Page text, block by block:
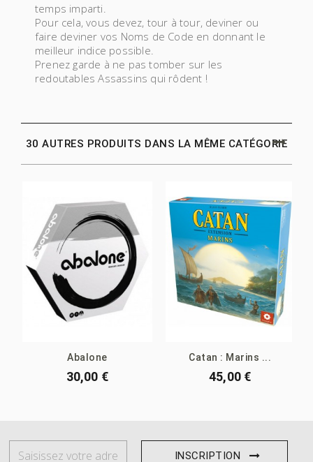
temps imparti.
Pour cela, vous devez, tour à tour, deviner ou
faire deviner vos Noms de Code en donnant le
meilleur indice possible.
Prenez garde à ne pas tomber sur les
redoutables Assassins qui rôdent !
30 AUTRES PRODUITS DANS LA MÊME CATÉGORIE
Abalone
30,00 €
Catan : Marins ...
45,00 €
INSCRIPTION